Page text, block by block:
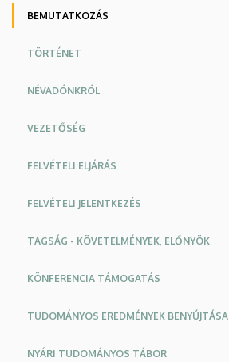
Oldalmenü
BEMUTATKOZÁS
TÖRTÉNET
NÉVADÓNKRÓL
VEZETŐSÉG
FELVÉTELI ELJÁRÁS
FELVÉTELI JELENTKEZÉS
TAGSÁG - KÖVETELMÉNYEK, ELŐNYÖK
KÖNFERENCIA TÁMOGATÁS
TUDOMÁNYOS EREDMÉNYEK BENYÚJTÁSA
NYÁRI TUDOMÁNYOS TÁBOR